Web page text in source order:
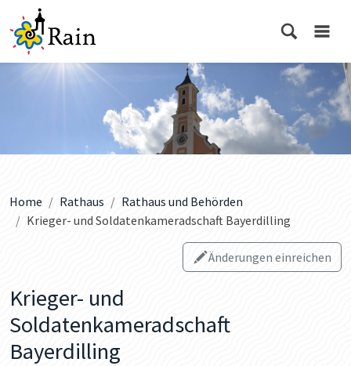
Home Rathaus
Rathaus und Behörden
Krieger- und Soldatenkameradschaft Bayerdilling
Änderungen einreichen
Krieger- und
Soldatenkameradschaft
Bayerdilling